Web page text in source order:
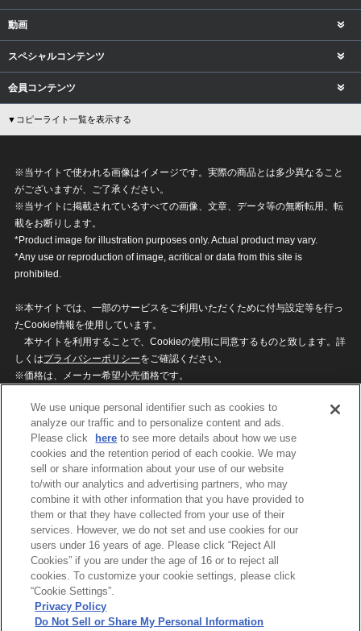
動画
スペシャルコンテンツ
会員コンテンツ
▼コピーライト一覧を表示する
※当サイトで使われる画像はイメージです。実際の商品とは多少異なること
がございますが、ご了承ください。
※当サイトに掲載されているすべての画像、文章、データ等の無断転用、転
載をお断りします。
*Product image for illustration purposes only. Actual product may vary.
*Any use or reproduction of image, acritical or data from this site is
prohibited.
※本サイトでは、一部のサービスをご利用いただくために付与設定等を行っ
たCookie情報を使用しています。
本サイトを利用することで、Cookieの使用に同意するものと致します。詳
しくはプライバシーポリシーをご確認ください。
※価格は、メーカー希望小売価格です。
ざいますのでご了承ください。
privacypolicy
Do Not Sell or Share My
Personal Information
ウェブサイトご利用条件
ソーシャルメディアポリシー
個人情報保護方針
お問い合わせ
©BANDAI
We use unique personal identifier such as cookies to
analyze our traffic and to personalize content and ads.
Please click
here to see more details about how we use
cookies and the retention period of each cookie. We may
sell or share information about your use of our website
to/with our analytics and advertising partners, who may
combine it with other information that you have provided to
them or that they have collected from your use of their
services. However, we do not set and use cookies for our
users under 16 years of age. Please click “Reject All
Cookies” if you are under the age of 16 or to reject all
cookies. To customize your cookie settings, please click
“Cookie Settings”.
Privacy Policy
Do Not Sell or Share My Personal Information